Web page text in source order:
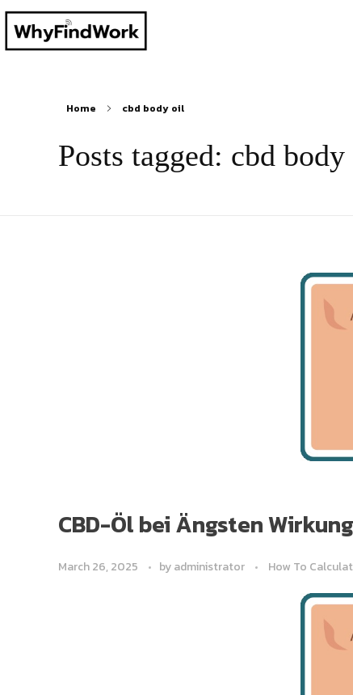
Home cbd body oil
Posts tagged: cbd
CBD-Öl bei Ängsten
March 26, 2025 byadministrator How To